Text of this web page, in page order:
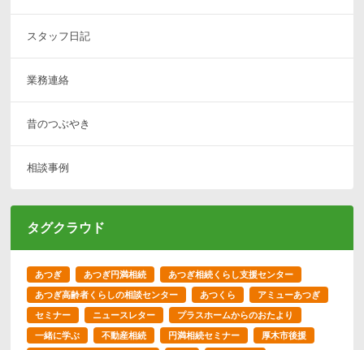
スタッフ日記
業務連絡
昔のつぶやき
相談事例
タグクラウド
あつぎ あつぎ円満相続 あつぎ相続くらし支援センター
あつぎ高齢者くらしの相談センター あつくら アミューあつぎ
セミナー ニュースレター プラスホームからのおたより
一緒に学ぶ 不動産相続 円満相続セミナー 厚木市後援